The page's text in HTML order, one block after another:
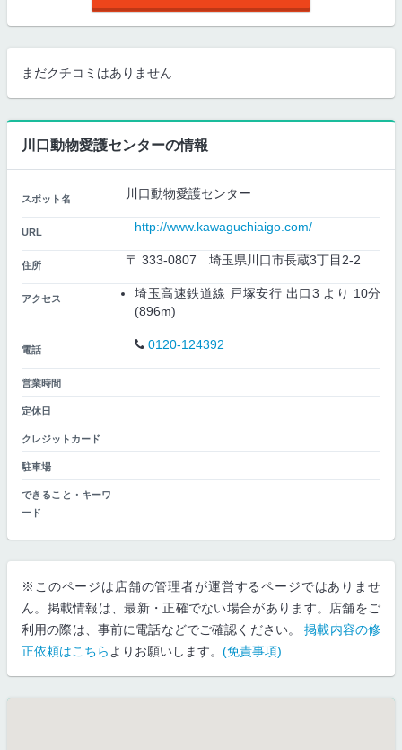
まだクチコミはありません
川口動物愛護センターの情報
スポット名 川口動物愛護センター
URL http://www.kawaguchiaigo.com/
住所 〒 333-0807 埼玉県川口市長蔵3丁目2-2
アクセス
埼玉高速鉄道線 戸塚安行 出口3 より 10分
(896m)
電話 0120-124392
営業時間
定休日
クレジットカード
駐車場
できること・キーワ
ード
※このページは店舗の管理者が運営するページではありませ
ん。掲載情報は、最新・正確でない場合があります。店舗をご
利用の際は、事前に電話などでご確認ください。掲載内容の修
正依頼はこちら よりお願いします。 (免責事項)